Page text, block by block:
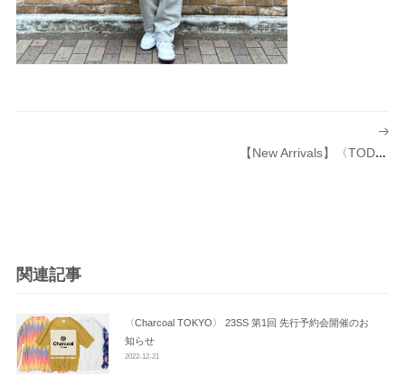
シ
ン
【New Arrivals】〈TODAY Edition（トゥデイ エディション）〉別注 Pocket T L/S
関連記事
〈Charcoal TOKYO〉 23SS 第1回 先行予約会開催のお
知らせ
2022-12-21